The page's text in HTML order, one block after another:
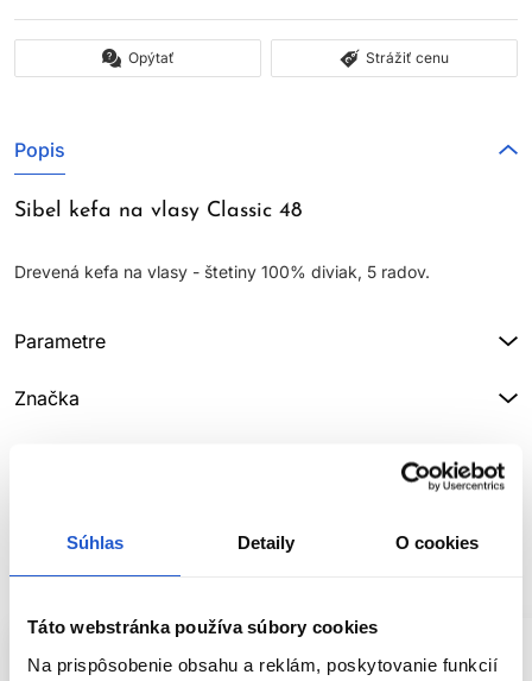
Súhlas Detaily O cookies
Táto webstránka používa súbory cookies
Na prispôsobenie obsahu a reklám, poskytovanie funkcií
Opýtať Strážiť cenu
Popis
Sibel kefa na vlasy Classic 48
Drevená kefa na vlasy - štetiny 100% diviak, 5 radov.
Parametre
Značka
SÚVISIACE PRODUKTY